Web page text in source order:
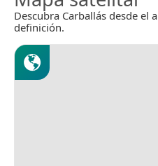
Descubra Carballás desde el
definición.